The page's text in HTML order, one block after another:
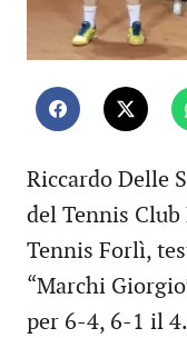
Riccardo Delle
del Tennis
Tennis Forlì,
“Marchi
per 6-4, 6-1 il